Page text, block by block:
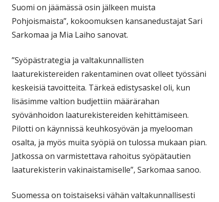
Suomi on jäämässä osin jälkeen muista
Pohjoismaista”, kokoomuksen kansanedustajat Sari
Sarkomaa ja Mia Laiho sanovat.
”Syöpästrategia ja valtakunnallisten
laaturekistereiden rakentaminen ovat olleet työssäni
keskeisiä tavoitteita. Tärkeä edistysaskel oli, kun
lisäsimme valtion budjettiin määrärahan
syövänhoidon laaturekistereiden kehittämiseen.
Pilotti on käynnissä keuhkosyövän ja myelooman
osalta, ja myös muita syöpiä on tulossa mukaan pian.
Jatkossa on varmistettava rahoitus syöpätautien
laaturekisterin vakinaistamiselle”, Sarkomaa sanoo.
Suomessa on toistaiseksi vähän valtakunnallisesti